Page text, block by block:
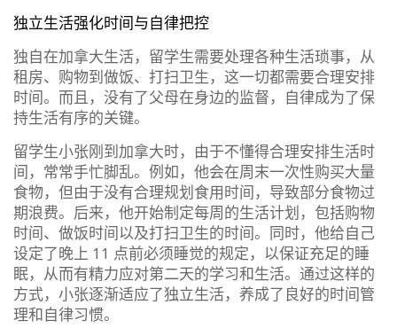
独立生活强化时间与自律把控
独自在加拿大生活，留学生需要处理各种生活琐事，从
租房、购物到做饭、打扫卫生，这一切都需要合理安排
时间。而且，没有了父母在身边的监督，自律成为了保
持生活有序的关键。
留学生小张刚到加拿大时，由于不懂得合理安排生活时
间，常常手忙脚乱。例如，他会在周末一次性购买大量
食物，但由于没有合理规划食用时间，导致部分食物过
期浪费。后来，他开始制定每周的生活计划，包括购物
时间、做饭时间以及打扫卫生的时间。同时，他给自己
设定了晚上 11 点前必须睡觉的规定，以保证充足的睡
眠，从而有精力应对第二天的学习和生活。通过这样的
方式，小张逐渐适应了独立生活，养成了良好的时间管
理和自律习惯。